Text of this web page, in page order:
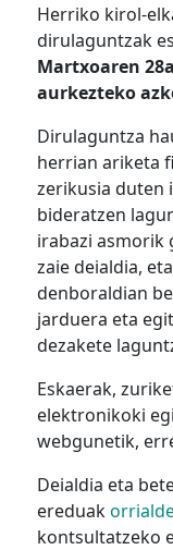
Herriko kirol-
dirulaguntzak
Martxoaren
aurkezteko
Dirulaguntza
herrian ariketa
zerikusia duten
bideratzen
irabazi asmorik
zaie deialdia,
denboraldian
jarduera eta
dezakete
Eskaerak,
elektronikoki
webgunetik,
Deialdia eta
ereduak
kontsultatzeko